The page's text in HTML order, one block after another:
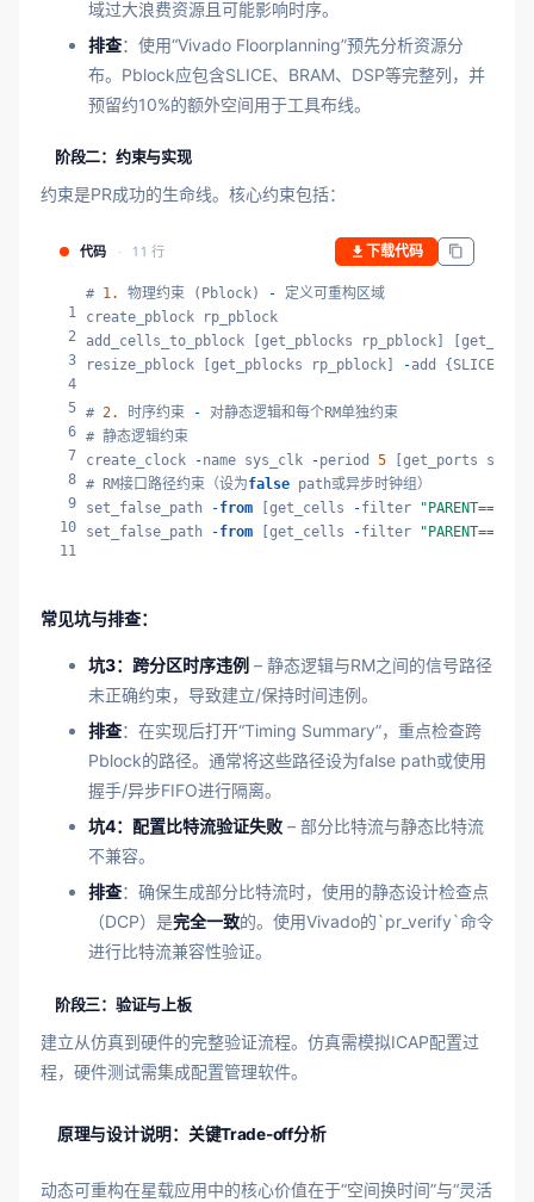
域过大浪费资源且可能影响时序。
排查：使用“Vivado Floorplanning”预先分析资源分
布。Pblock应包含SLICE、BRAM、DSP等完整列，并
预留约10%的额外空间用于工具布线。
阶段二：约束与实现
约束是PR成功的生命线。核心约束包括：
代码 11 行 下载代码
1
2
3
4
5
6
7
8
9
10
11
# 1. 物理约束 (Pblock) - 定义可重构区域
create_pblock rp_pblock
add_cells_to_pblock [get_pblocks rp_pblock]
resize_pblock [get_pblocks rp_pblock]
-add
# 2. 时序约束 - 对静态逻辑和每个RM单独约束
# 静态逻辑约束
create_clock
-name sys_clk -period 5 [get_ports
# RM接口路径约束（设为false path或异步时钟组）
set_false_path
-from [get_cells -filter
set_false_path
-from [get_cells -filter
常见坑与排查：
坑3：跨分区时序违例 – 静态逻辑与RM之间的信号路径
未正确约束，导致建立/保持时间违例。
排查：在实现后打开“Timing Summary”，重点检查跨
Pblock的路径。通常将这些路径设为false path或使用
握手/异步FIFO进行隔离。
坑4：配置比特流验证失败 – 部分比特流与静态比特流
不兼容。
排查：确保生成部分比特流时，使用的静态设计检查点
（DCP）是完全一致的。使用Vivado的`pr_verify`命令
进行比特流兼容性验证。
阶段三：验证与上板
建立从仿真到硬件的完整验证流程。仿真需模拟ICAP配置过
程，硬件测试需集成配置管理软件。
原理与设计说明：关键Trade-off分析
动态可重构在星载应用中的核心价值在于“空间换时间”与“灵活